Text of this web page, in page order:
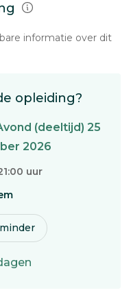
informatie over dit
opleiding?
(deeltijd) 25
2026
uur